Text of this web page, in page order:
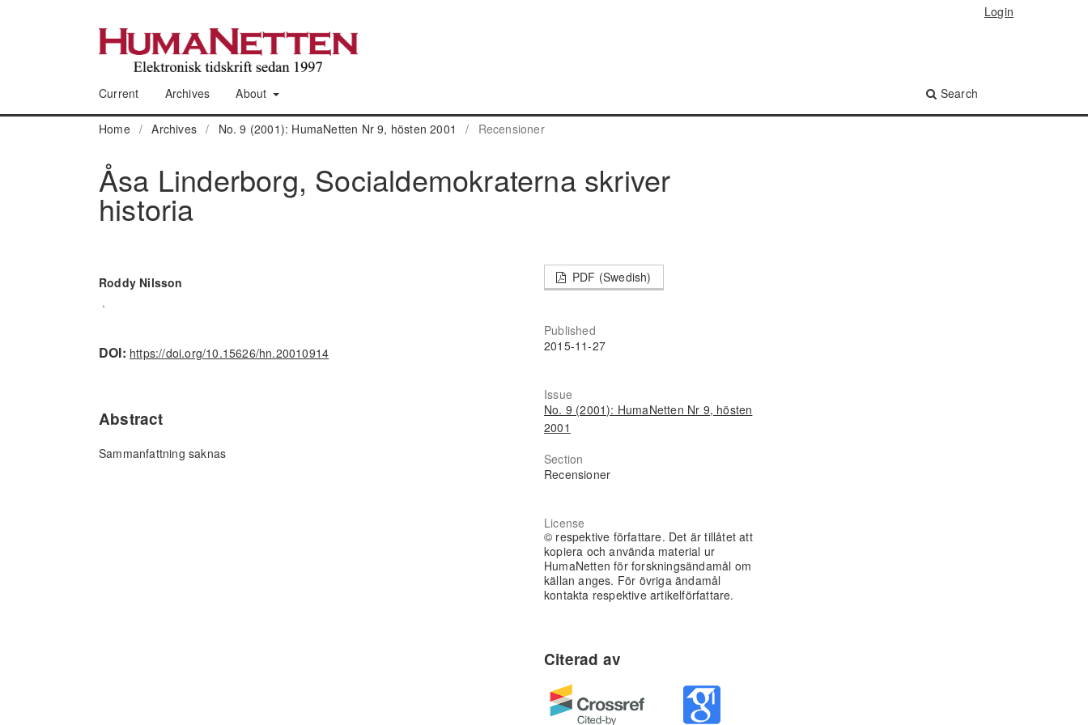
Current Archives About Search
Login
Home / Archives / No. 9 (2001): HumaNetten Nr 9, hösten 2001 / Recensioner
Åsa Linderborg, Socialdemokraterna skriver
historia
Roddy Nilsson
,
DOI: https://doi.org/10.15626/hn.20010914
Abstract
Sammanfattning saknas
PDF (Swedish)
Published
2015-11-27
Issue
No. 9 (2001): HumaNetten Nr 9, hösten
2001
Section
Recensioner
License
© respektive författare. Det är tillåtet att
kopiera och använda material ur
HumaNetten för forskningsändamål om
källan anges. För övriga ändamål
kontakta respektive artikelförfattare.